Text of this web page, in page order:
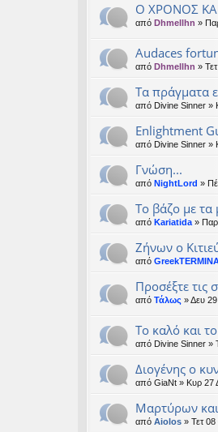
Ο ΧΡΟΝΟΣ
από Dhmellhn »
Audaces
από Dhmellhn »
Τα πράγματα
από Divine Sinner »
Enlightment
από Divine Sinner »
Γνώση...
από NightLord »
Το βάζο με τα
από Kariatida »
Ζήνων ο
από
Προσέξτε τις
από Τάλως » Δευ
Το καλό και
από Divine Sinner »
Διογένης ο
από GiaNt » Κυρ 27
Μαρτύρων
από Aiolos » Τετ